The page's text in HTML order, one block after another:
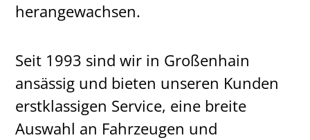
herangewachsen.
Seit 1993 sind wir in Großenhain
ansässig und bieten unseren Kunden
erstklassigen Service, eine breite
Auswahl an Fahrzeugen und